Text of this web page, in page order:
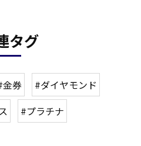
タグ
金券
#ダイヤモンド
#プラチナ